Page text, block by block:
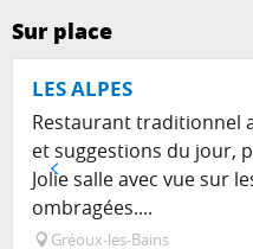
Sur place
LES ALPES
Restaurant traditionnel
et suggestions du jour,
Jolie salle avec vue sur
ombragées....
Gréoux-les-Bains